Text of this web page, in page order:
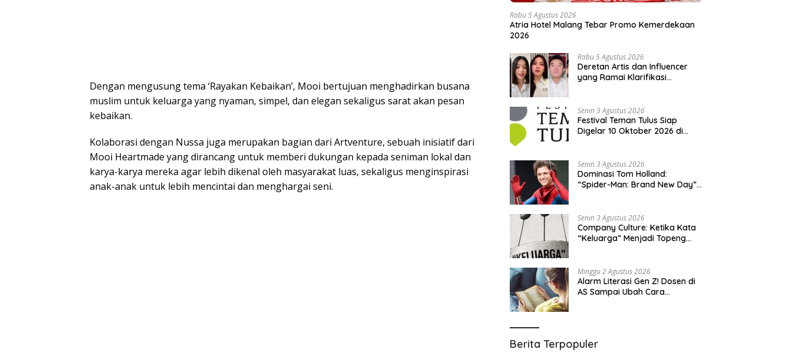
Dengan mengusung tema ‘Rayakan Kebaikan’, Mooi bertujuan menghadirkan busana
muslim untuk keluarga yang nyaman, simpel, dan elegan sekaligus sarat akan pesan
kebaikan.
Kolaborasi dengan Nussa juga merupakan bagian dari Artventure, sebuah inisiatif dari
Mooi Heartmade yang dirancang untuk memberi dukungan kepada seniman lokal dan
karya-karya mereka agar lebih dikenal oleh masyarakat luas, sekaligus menginspirasi
anak-anak untuk lebih mencintai dan menghargai seni.
Rabu 5 Agustus 2026
Atria Hotel Malang Tebar Promo Kemerdekaan
2026
Rabu 5 Agustus 2026
Deretan Artis dan Influencer
yang Ramai Klarifikasi
Senin 3 Agustus 2026
Festival Teman Tulus Siap
Digelar 10 Oktober 2026 di
Senin 3 Agustus 2026
Dominasi Tom Holland:
“Spider-Man: Brand New Day”
Terbesar dalam Sejarah
Senin 3 Agustus 2026
Company Culture: Ketika Kata
“Keluarga” Menjadi Topeng
Minggu 2 Agustus 2026
Alarm Literasi Gen Z! Dosen di
AS Sampai Ubah Cara
Berita Terpopuler